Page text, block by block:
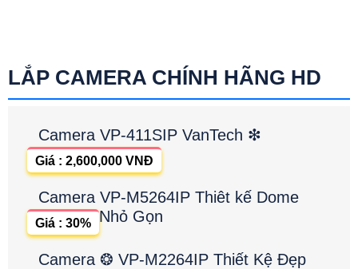
LẮP CAMERA CHÍNH HÃNG HD
Camera VP-411SIP VanTech ❇
Giá : 2,600,000 VNĐ
Camera VP-M5264IP Thiêt kế Dome
Nhỏ Gọn
Giá : 30%
Camera ❂ VP-M2264IP Thiết Kệ Đẹp